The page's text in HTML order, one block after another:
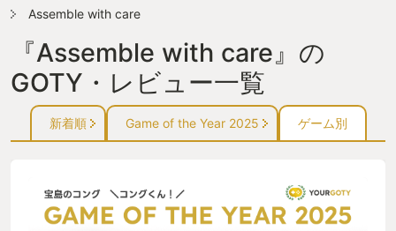
Assemble with care
『Assemble with care』の
GOTY・レビュー一覧
新着順 Game of the Year 2025 ゲーム別